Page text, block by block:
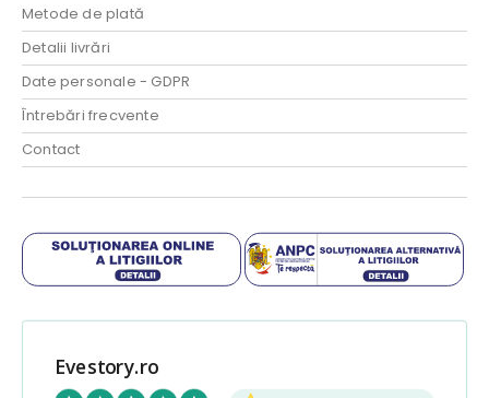
Metode de plată
Detalii livrări
Date personale - GDPR
Întrebări frecvente
Contact
Evestory.ro